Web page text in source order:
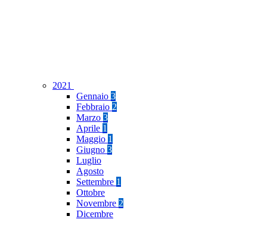
2021
Gennaio 3
Febbraio 2
Marzo 3
Aprile 1
Maggio 1
Giugno 3
Luglio
Agosto
Settembre 1
Ottobre
Novembre 2
Dicembre